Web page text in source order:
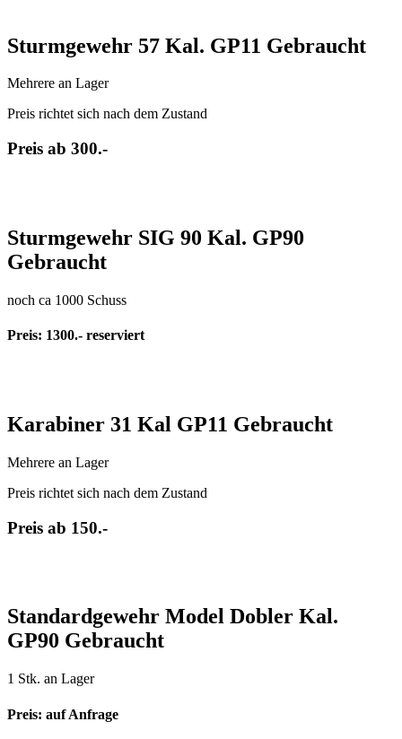
Sturmgewehr 57 Kal. GP11 Gebraucht
Mehrere an Lager
Preis richtet sich nach dem Zustand
Preis ab 300.-
Sturmgewehr SIG 90 Kal. GP90
Gebraucht
noch ca 1000 Schuss
Preis: 1300.- reserviert
Karabiner 31 Kal GP11 Gebraucht
Mehrere an Lager
Preis richtet sich nach dem Zustand
Preis ab 150.-
Standardgewehr Model Dobler Kal.
GP90 Gebraucht
1 Stk. an Lager
Preis: auf Anfrage